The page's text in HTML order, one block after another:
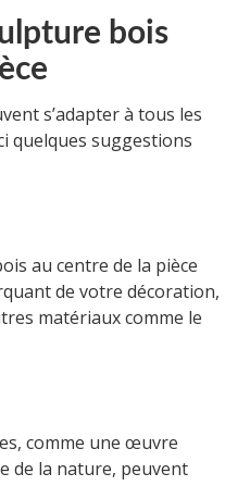
bois
s’adapter à tous les
quelques suggestions
au centre de la pièce
de votre décoration,
matériaux comme le
comme une œuvre
de la nature, peuvent